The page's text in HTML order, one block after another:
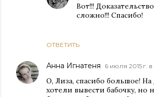
ОТВЕТИТЬ
Вот!!!
сложно!!! Спасибо!
Анна Игнатеня 6 июля 2015 г.
О, Лиза, спасибо большое!
хотели вывести бабочку, но